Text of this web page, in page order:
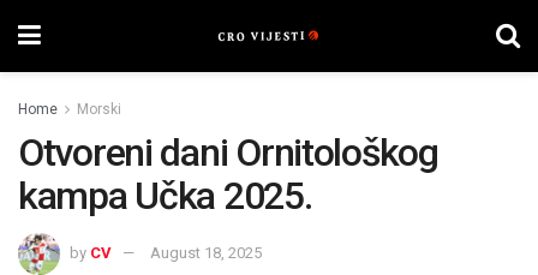
Home Morski
Otvoreni dani Ornitološkog
kampa Učka 2025.
by CV August 18, 2025